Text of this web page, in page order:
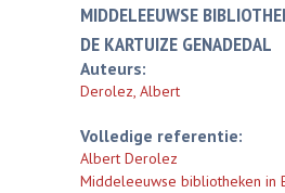
MIDDELEEUWSE
DE KARTUIZE GENADEDAL
Auteurs:
Derolez, Albert
Volledige referentie:
Albert Derolez
Middeleeuwse bibliotheken in